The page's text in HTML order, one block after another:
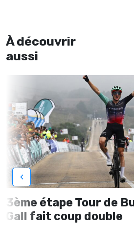
À découvrir
aussi
3ème étape Tour de
Gall fait coup double
‹